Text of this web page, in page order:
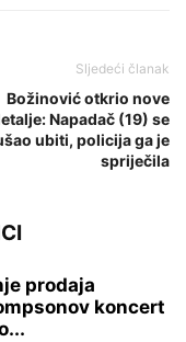
Sljedeći članak
Božinović otkrio nove
Napadač (19) se
ubiti, policija ga je
spriječila
prodaja
koncert